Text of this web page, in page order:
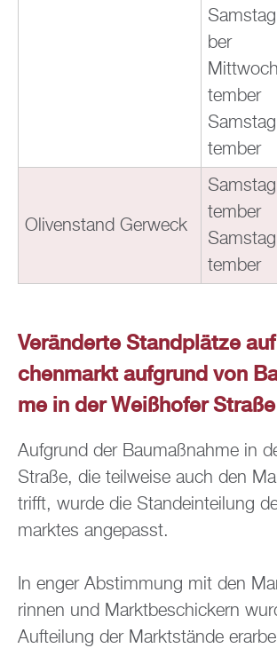
ber
tem­ber
tem­ber
Oli­ven­stand Ger­weck
tem­ber
tem­ber
Ver­än­der­te Stand­plät­ze
chen­markt auf­grund von
me in der Wei­ßho­fer Stra­ße
Auf­grund der Bau­maß­nah­me in
Stra­ße, die teil­wei­se auch den
trifft, wurde die Stand­ein­tei­lung
mark­tes an­ge­passt.
In enger Ab­stim­mung mit den
rin­nen und Markt­be­schi­ckern
Auf­tei­lung der Markt­stän­de